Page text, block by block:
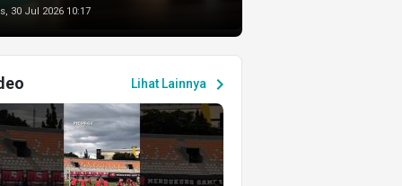
30 Jul 2026 10:17
Lihat Lainnya chevron_right